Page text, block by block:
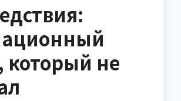
который не